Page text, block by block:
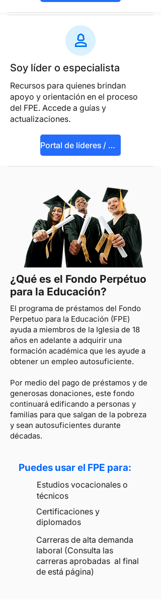
Soy líder o especialista
Recursos para quienes brindan
apoyo y orientación en el proceso
del FPE. Accede a guías y
actualizaciones.
Portal de líderes / especialistas
¿Qué es el Fondo Perpétuo
para la Educación?
El programa de préstamos del Fondo
Perpetuo para la Educación (FPE)
ayuda a miembros de la Iglesia de 18
años en adelante a adquirir una
formación académica que les ayude a
obtener un empleo autosuficiente.
Por medio del pago de préstamos y de
generosas donaciones, este fondo
continuará edificando a personas y
familias para que salgan de la pobreza
y sean autosuficientes durante
décadas.
Puedes usar el FPE para:
Estudios vocacionales o
técnicos
Certificaciones y
diplomados
Carreras de alta demanda
laboral (Consulta las
carreras aprobadas al final
de está página)